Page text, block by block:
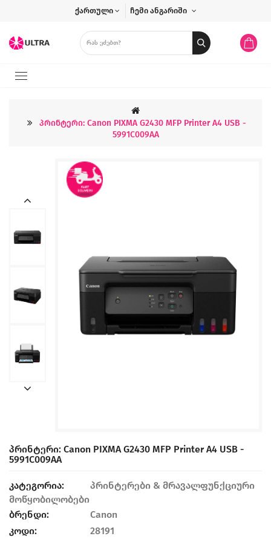
ქართული ჩემი ანგარიში
Პრინტერი: Canon PIXMA G2430 MFP Printer А4 USB -
5991C009AA
Პრინტერი: Canon PIXMA G2430 MFP Printer А4 USB -
5991C009AA
კატეგორია:
პრინტერები & მრავალფუნქციური
მოწყობილობები
ბრენდი:
Canon
კოდი:
28191